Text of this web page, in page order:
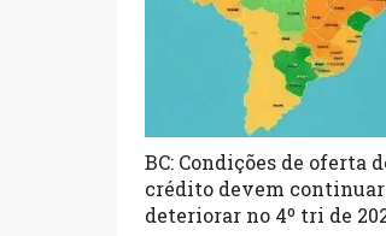
BC: Condições de oferta
crédito devem continuar
deteriorar no 4º tri de